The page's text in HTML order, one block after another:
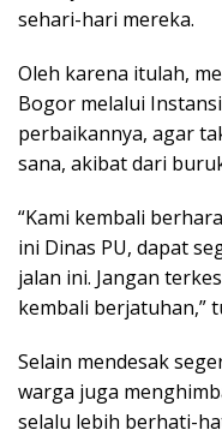
sehari-hari mereka.
Oleh karena itulah,
Bogor melalui
perbaikannya, agar
sana, akibat dari
“Kami kembali
ini Dinas PU, dapat
jalan ini. Jangan
kembali berjatuhan,”
Selain mendesak
warga juga
selalu lebih berhati-